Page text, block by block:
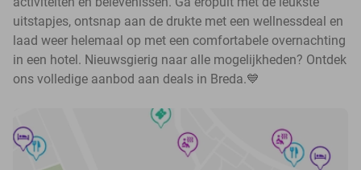
uitstapjes, ontsnap aan de drukte met een wellnessdeal en
laad weer helemaal op met een comfortabele overnachting
in een hotel. Nieuwsgierig naar alle mogelijkheden? Ontdek
ons volledige aanbod aan deals in Breda.💙